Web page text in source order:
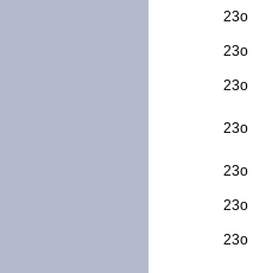
23ο
23ο
23ο
23ο
23ο
23ο
23ο